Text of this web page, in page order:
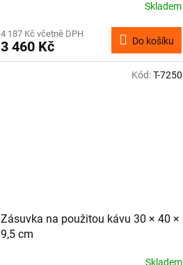
Skladem
4 187 Kč včetně DPH
3 460 Kč Do košíku
Zásuvka na použitou kávu 30 × 40 ×
9,5 cm
Skladem
Kód:T-7250